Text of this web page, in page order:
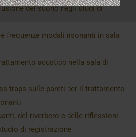
del suono negli studi di
frequenze modali risonanti in sala
acustico nella sala di
traps sulle pareti per il trattamento
del riverbero e delle riflessioni
di registrazione